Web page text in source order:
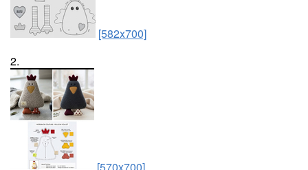
[582x700]
2.